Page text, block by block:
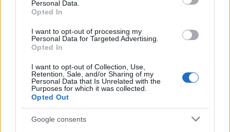
Personal Data.
Opted In
I want to opt-out of processing my
Personal Data for Targeted Advertising.
Opted In
I want to opt-out of Collection, Use,
Retention, Sale, and/or Sharing of my
Personal Data that Is Unrelated with the
Purposes for which it was collected.
Opted Out
Google consents
FLASH FOCUS